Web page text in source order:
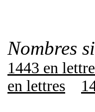
Nombres
1443 en
en lettres